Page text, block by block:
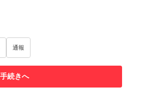
通報
続きへ